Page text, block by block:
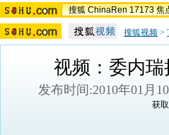
搜狐 ChinaRen 17173 焦
搜狐视频 >
视频：委内
发布时间:2010年01月
获